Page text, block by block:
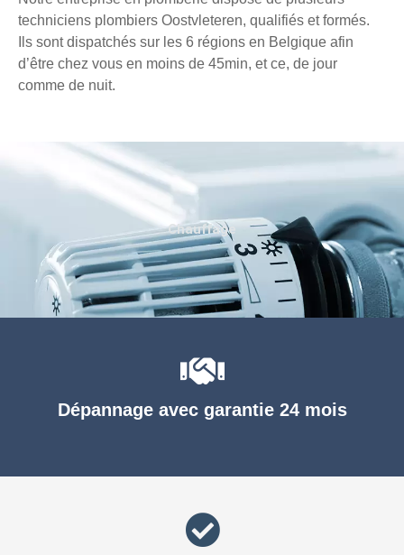
techniciens plombiers Oostvleteren, qualifiés et formés.
Ils sont dispatchés sur les 6 régions en Belgique afin
d’être chez vous en moins de 45min, et ce, de jour
comme de nuit.
Dépannage avec garantie 24 mois
Chauffage